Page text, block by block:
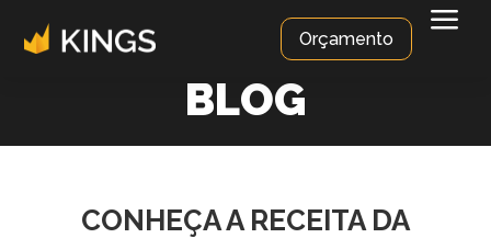
Orçamento a
BLOG
CONHEÇA A RECEITA DA